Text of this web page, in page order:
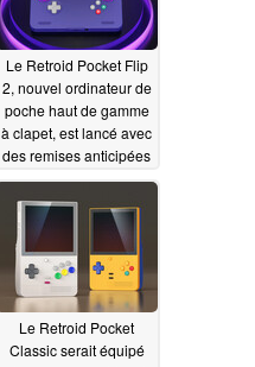
Le Retroid Pocket Flip
2, nouvel ordinateur de
poche haut de gamme
à clapet, est lancé avec
des remises anticipées
03/18/2025
Le Retroid Pocket
Classic serait équipé